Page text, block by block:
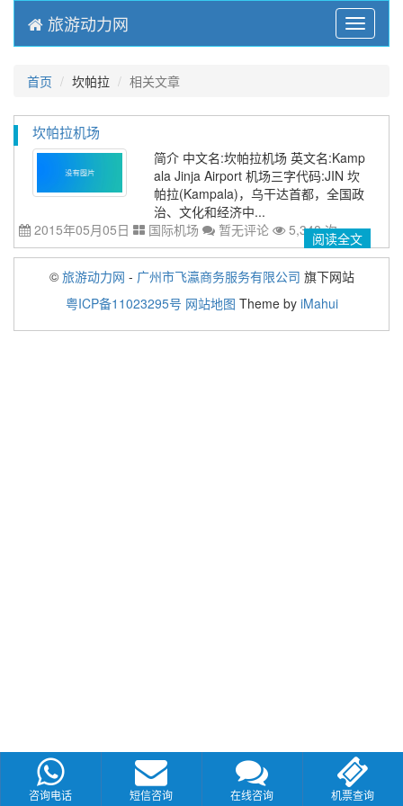
Menu
旅游动力网
首页 坎帕拉 相关文章
坎帕拉机场
简介 中文名:坎帕拉机场 英文名:Kamp
ala Jinja Airport 机场三字代码:JIN 坎
帕拉(Kampala)，乌干达首都，全国政
治、文化和经济中...
2015年05月05日
国际机场 暂无评论 5,348 次阅读全文
© 旅游动力网 - 广州市飞瀛商务服务有限公司 旗下网站
粤ICP备11023295号 网站地图 Theme by iMahui
咨询电话 短信咨询 在线咨询 机票查询